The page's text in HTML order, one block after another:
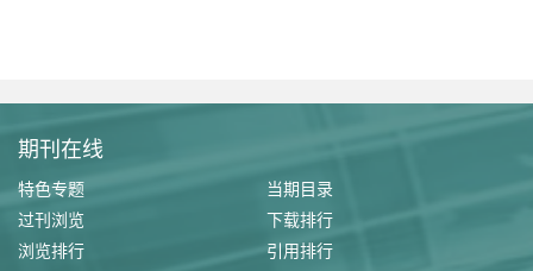
期刊在线
特色专题
当期目录
过刊浏览
下载排行
浏览排行
引用排行